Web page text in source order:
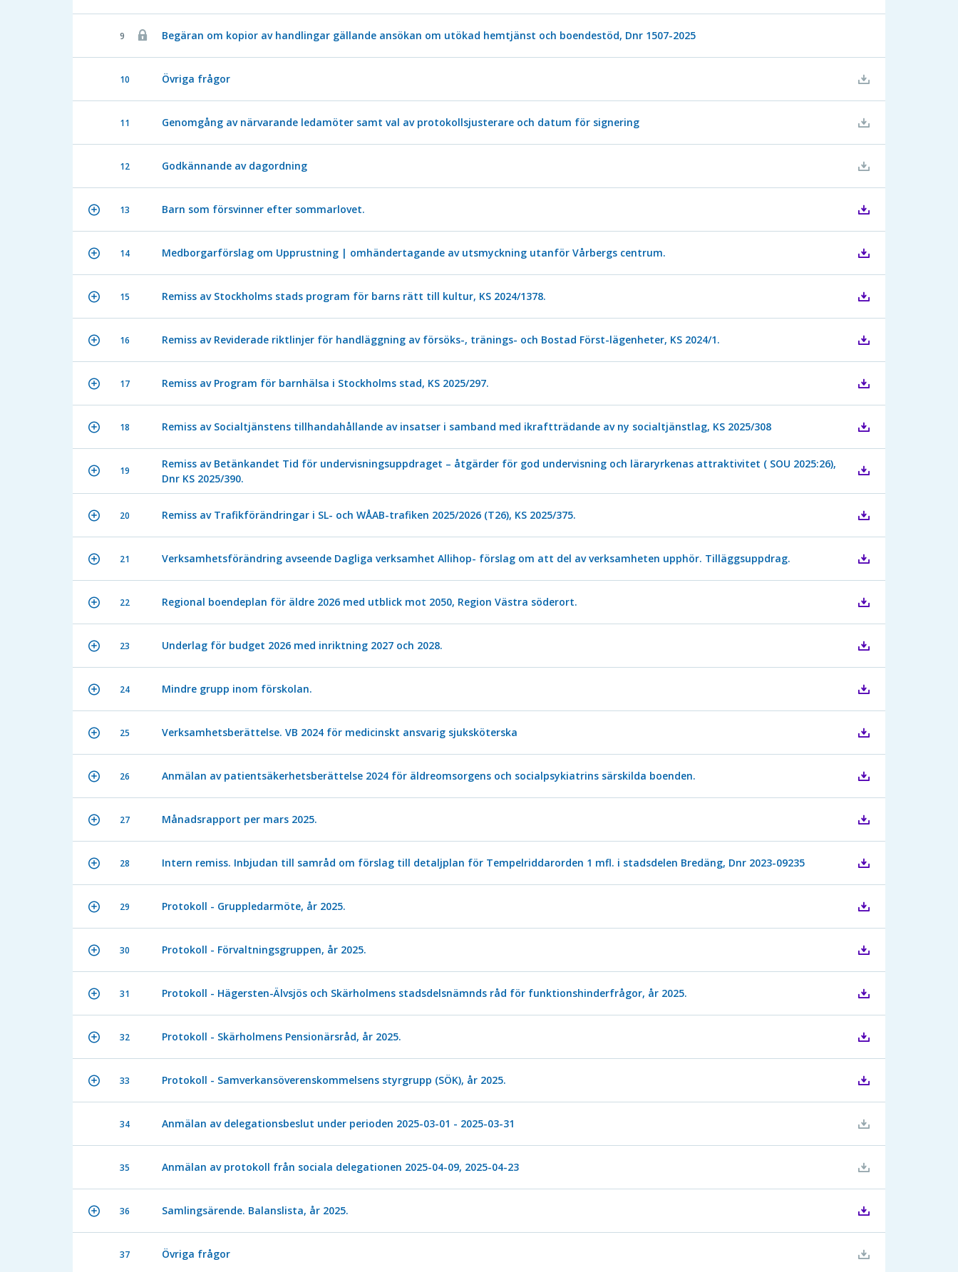
9 Begäran om kopior av handlingar gällande ansökan om utökad hemtjänst och boendestöd, Dnr 1507-2025
10 Övriga frågor
11 Genomgång av närvarande ledamöter samt val av protokollsjusterare och datum för signering
12 Godkännande av dagordning
13 Barn som försvinner efter sommarlovet.
14 Medborgarförslag om Upprustning | omhändertagande av utsmyckning utanför Vårbergs centrum.
15 Remiss av Stockholms stads program för barns rätt till kultur, KS 2024/1378.
16 Remiss av Reviderade riktlinjer för handläggning av försöks-, tränings- och Bostad Först-lägenheter, KS 2024/1.
17 Remiss av Program för barnhälsa i Stockholms stad, KS 2025/297.
18 Remiss av Socialtjänstens tillhandahållande av insatser i samband med ikraftträdande av ny socialtjänstlag, KS 2025/308
19
Remiss av Betänkandet Tid för undervisningsuppdraget – åtgärder för god undervisning och läraryrkenas attraktivitet ( SOU 2025:26),
Dnr KS 2025/390.
20 Remiss av Trafikförändringar i SL- och WÅAB-trafiken 2025/2026 (T26), KS 2025/375.
21 Verksamhetsförändring avseende Dagliga verksamhet Allihop- förslag om att del av verksamheten upphör. Tilläggsuppdrag.
22 Regional boendeplan för äldre 2026 med utblick mot 2050, Region Västra söderort.
23 Underlag för budget 2026 med inriktning 2027 och 2028.
24 Mindre grupp inom förskolan.
25 Verksamhetsberättelse. VB 2024 för medicinskt ansvarig sjuksköterska
26 Anmälan av patientsäkerhetsberättelse 2024 för äldreomsorgens och socialpsykiatrins särskilda boenden.
27 Månadsrapport per mars 2025.
28 Intern remiss. Inbjudan till samråd om förslag till detaljplan för Tempelriddarorden 1 mfl. i stadsdelen Bredäng, Dnr 2023-09235
29 Protokoll - Gruppledarmöte, år 2025.
30 Protokoll - Förvaltningsgruppen, år 2025.
31 Protokoll - Hägersten-Älvsjös och Skärholmens stadsdelsnämnds råd för funktionshinderfrågor, år 2025.
32 Protokoll - Skärholmens Pensionärsråd, år 2025.
33 Protokoll - Samverkansöverenskommelsens styrgrupp (SÖK), år 2025.
34 Anmälan av delegationsbeslut under perioden 2025-03-01 - 2025-03-31
35 Anmälan av protokoll från sociala delegationen 2025-04-09, 2025-04-23
36 Samlingsärende. Balanslista, år 2025.
37 Övriga frågor